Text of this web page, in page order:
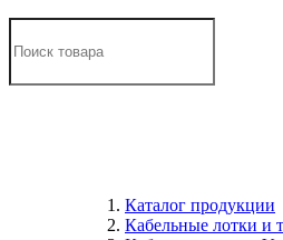
Каталог продукции
Кабельные лотки и